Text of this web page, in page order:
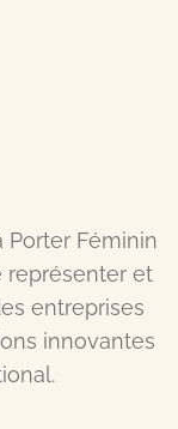
Porter Féminin
représenter et
entreprises
innovantes